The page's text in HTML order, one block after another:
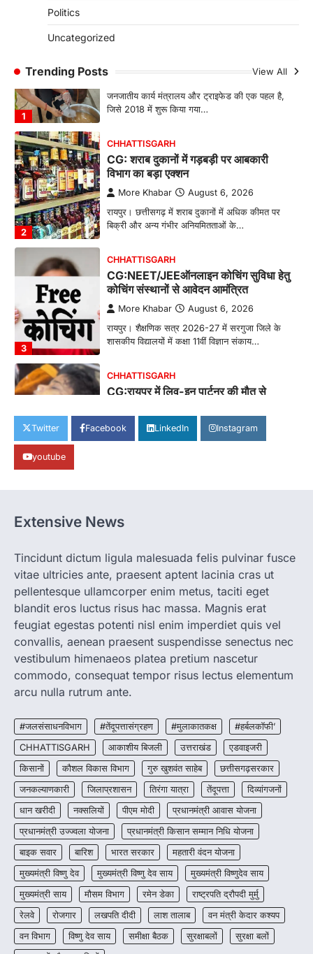
Politics
Uncategorized
Trending Posts View All
1
CHHATTISGARH
More Khabar August 6, 2026
जनजातीय कार्य मंत्रालय और ट्राइफेड की एक पहल है,
जिसे 2018 में शुरू किया गया…
2
CHHATTISGARH
CG: शराब दुकानों में गड़बड़ी पर आबकारी
विभाग का बड़ा एक्शन
More Khabar August 6, 2026
रायपुर। छत्तीसगढ़ में शराब दुकानों में अधिक कीमत पर
बिक्री और अन्य गंभीर अनियमितताओं के…
3
CHHATTISGARH
CG:NEET/JEEऑनलाइन कोचिंग सुविधा हेतु
कोचिंग संस्थानों से आवेदन आमंत्रित
More Khabar August 6, 2026
रायपुर। शैक्षणिक सत्र 2026-27 में सरगुजा जिले के
शासकीय विद्यालयों में कक्षा 11वीं विज्ञान संकाय…
CHHATTISGARH
CG:रायपुर में लिव-इन पार्टनर की मौत से
More Khabar August 6, 2026
रायपुर। राजधानी रायपुर से एक सनसनीखेज मामला
CHHATTISGARH
More Khabar
जिसे 2018 में शुरू किया गया…
2
CHHATTISGARH
CG: शराब दुकानों में गड़बड़ी पर आबकारी
विभाग का बड़ा एक्शन
More Khabar August 6, 2026
रायपुर। छत्तीसगढ़ में शराब दुकानों में अधिक कीमत पर
बिक्री और अन्य गंभीर अनियमितताओं के…
3
CG:NEET/JEEऑनलाइन कोचिंग सुविधा हेतु
कोचिंग संस्थानों से आवेदन आमंत्रित
More Khabar August 6, 2026
रायपुर। शैक्षणिक सत्र 2026-27 में सरगुजा जिले के
शासकीय विद्यालयों में कक्षा 11वीं विज्ञान संकाय…
4
CHHATTISGARH
CG:रायपुर में लिव-इन पार्टनर की मौत से
सनसनी, हत्या का शक
More Khabar August 6, 2026
रायपुर। राजधानी रायपुर से एक सनसनीखेज मामला
सामने आया है। मुजगहन थाना क्षेत्र के बोरियाकला…
Twitter Facebook LinkedIn Instagram
youtube
Extensive News
Tincidunt dictum ligula malesuada felis pulvinar fusce
vitae ultricies ante, praesent aptent lacinia cras ut
pellentesque ullamcorper enim metus, taciti eget
blandit eros luctus risus hac massa. Magnis erat
feugiat egestas potenti nisl enim imperdiet quis vel
convallis, aenean praesent suspendisse senectus nec
vestibulum himenaeos platea pretium nascetur
commodo, consequat tempor risus lectus elementum
arcu nulla rutrum ante.
#जलसंसाधनविभाग #तेंदूपत्तासंग्रहण #मुलाकातकक्ष
#हर्बलकॉफी’
CHHATTISGARH
आकाशीय बिजली उत्तराखंड
एडवाइजरी
किसानों
कौशल विकास विभाग गुरु खुशवंत साहेब
छत्तीसगढ़सरकार
जनकल्याणकारी
जिलाप्रशासन तिरंगा यात्रा तेंदूपत्ता
दिव्यांगजनों
धान खरीदी
नक्सलियों पीएम मोदी
प्रधानमंत्री आवास योजना
प्रधानमंत्री उज्ज्वला योजना
प्रधानमंत्री किसान सम्मान निधि योजना
बाइक सवार
बारिश भारत सरकार
महतारी वंदन योजना
मुख्यमंत्री विष्णु देव
मुख्यमंत्री विष्णु देव साय
मुख्यमंत्री विष्णुदेव साय
मुख्यमंत्री साय
मौसम विभाग रमेन डेका
राष्ट्रपति द्रौपदी मुर्मु
रेलवे
रोजगार लखपति दीदी लाश तालाब
वन मंत्री केदार कश्यप
वन विभाग
विष्णु देव साय समीक्षा बैठक सुरक्षाबलों
सुरक्षा बलों